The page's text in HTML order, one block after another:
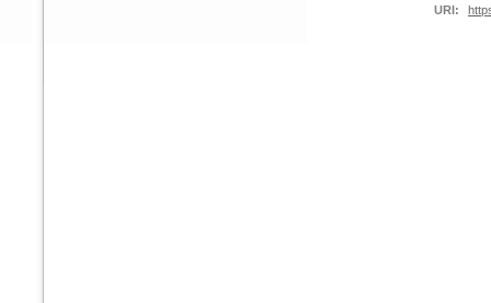
URI: